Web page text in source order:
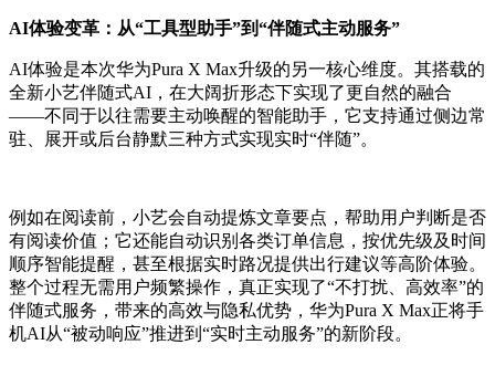
AI体验变革：从“工具型助手”到“伴随式主动服务”
AI体验是本次华为Pura X Max升级的另一核心维度。其搭载的
全新小艺伴随式AI，在大阔折形态下实现了更自然的融合
——不同于以往需要主动唤醒的智能助手，它支持通过侧边常
驻、展开或后台静默三种方式实现实时“伴随”。
例如在阅读前，小艺会自动提炼文章要点，帮助用户判断是否
有阅读价值；它还能自动识别各类订单信息，按优先级及时间
顺序智能提醒，甚至根据实时路况提供出行建议等高阶体验。
整个过程无需用户频繁操作，真正实现了“不打扰、高效率”的
伴随式服务，带来的高效与隐私优势，华为Pura X Max正将手
机AI从“被动响应”推进到“实时主动服务”的新阶段。